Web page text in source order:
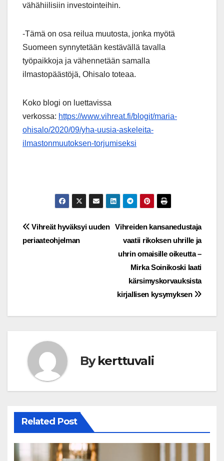
vähähiilisiin investointeihin.
-Tämä on osa reilua muutosta, jonka myötä
Suomeen synnytetään kestävällä tavalla
työpaikkoja ja vähennetään samalla
ilmastopäästöjä, Ohisalo toteaa.
Koko blogi on luettavissa
verkossa: https://www.vihreat.fi/blogit/maria-
ohisalo/2020/09/yha-uusia-askeleita-
ilmastonmuutoksen-torjumiseksi
Post
navigation
Vihreiden kansanedustaja
vaatii rikoksen uhrille ja
uhrin omaisille oikeutta –
Mirka Soinikoski laati
kärsimyskorvauksista
kirjallisen kysymyksen
Vihreät hyväksyi uuden
periaateohjelman
Bykerttuvali
Related Post